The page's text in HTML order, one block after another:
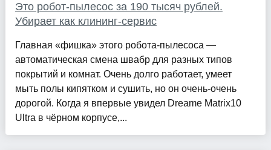
Это робот-пылесос за 190 тысяч рублей.
Убирает как клининг-сервис
Главная «фишка» этого робота-пылесоса —
автоматическая смена швабр для разных типов
покрытий и комнат. Очень долго работает, умеет
мыть полы кипятком и сушить, но он очень-очень
дорогой. Когда я впервые увидел Dreame Matrix10
Ultra в чёрном корпусе,...